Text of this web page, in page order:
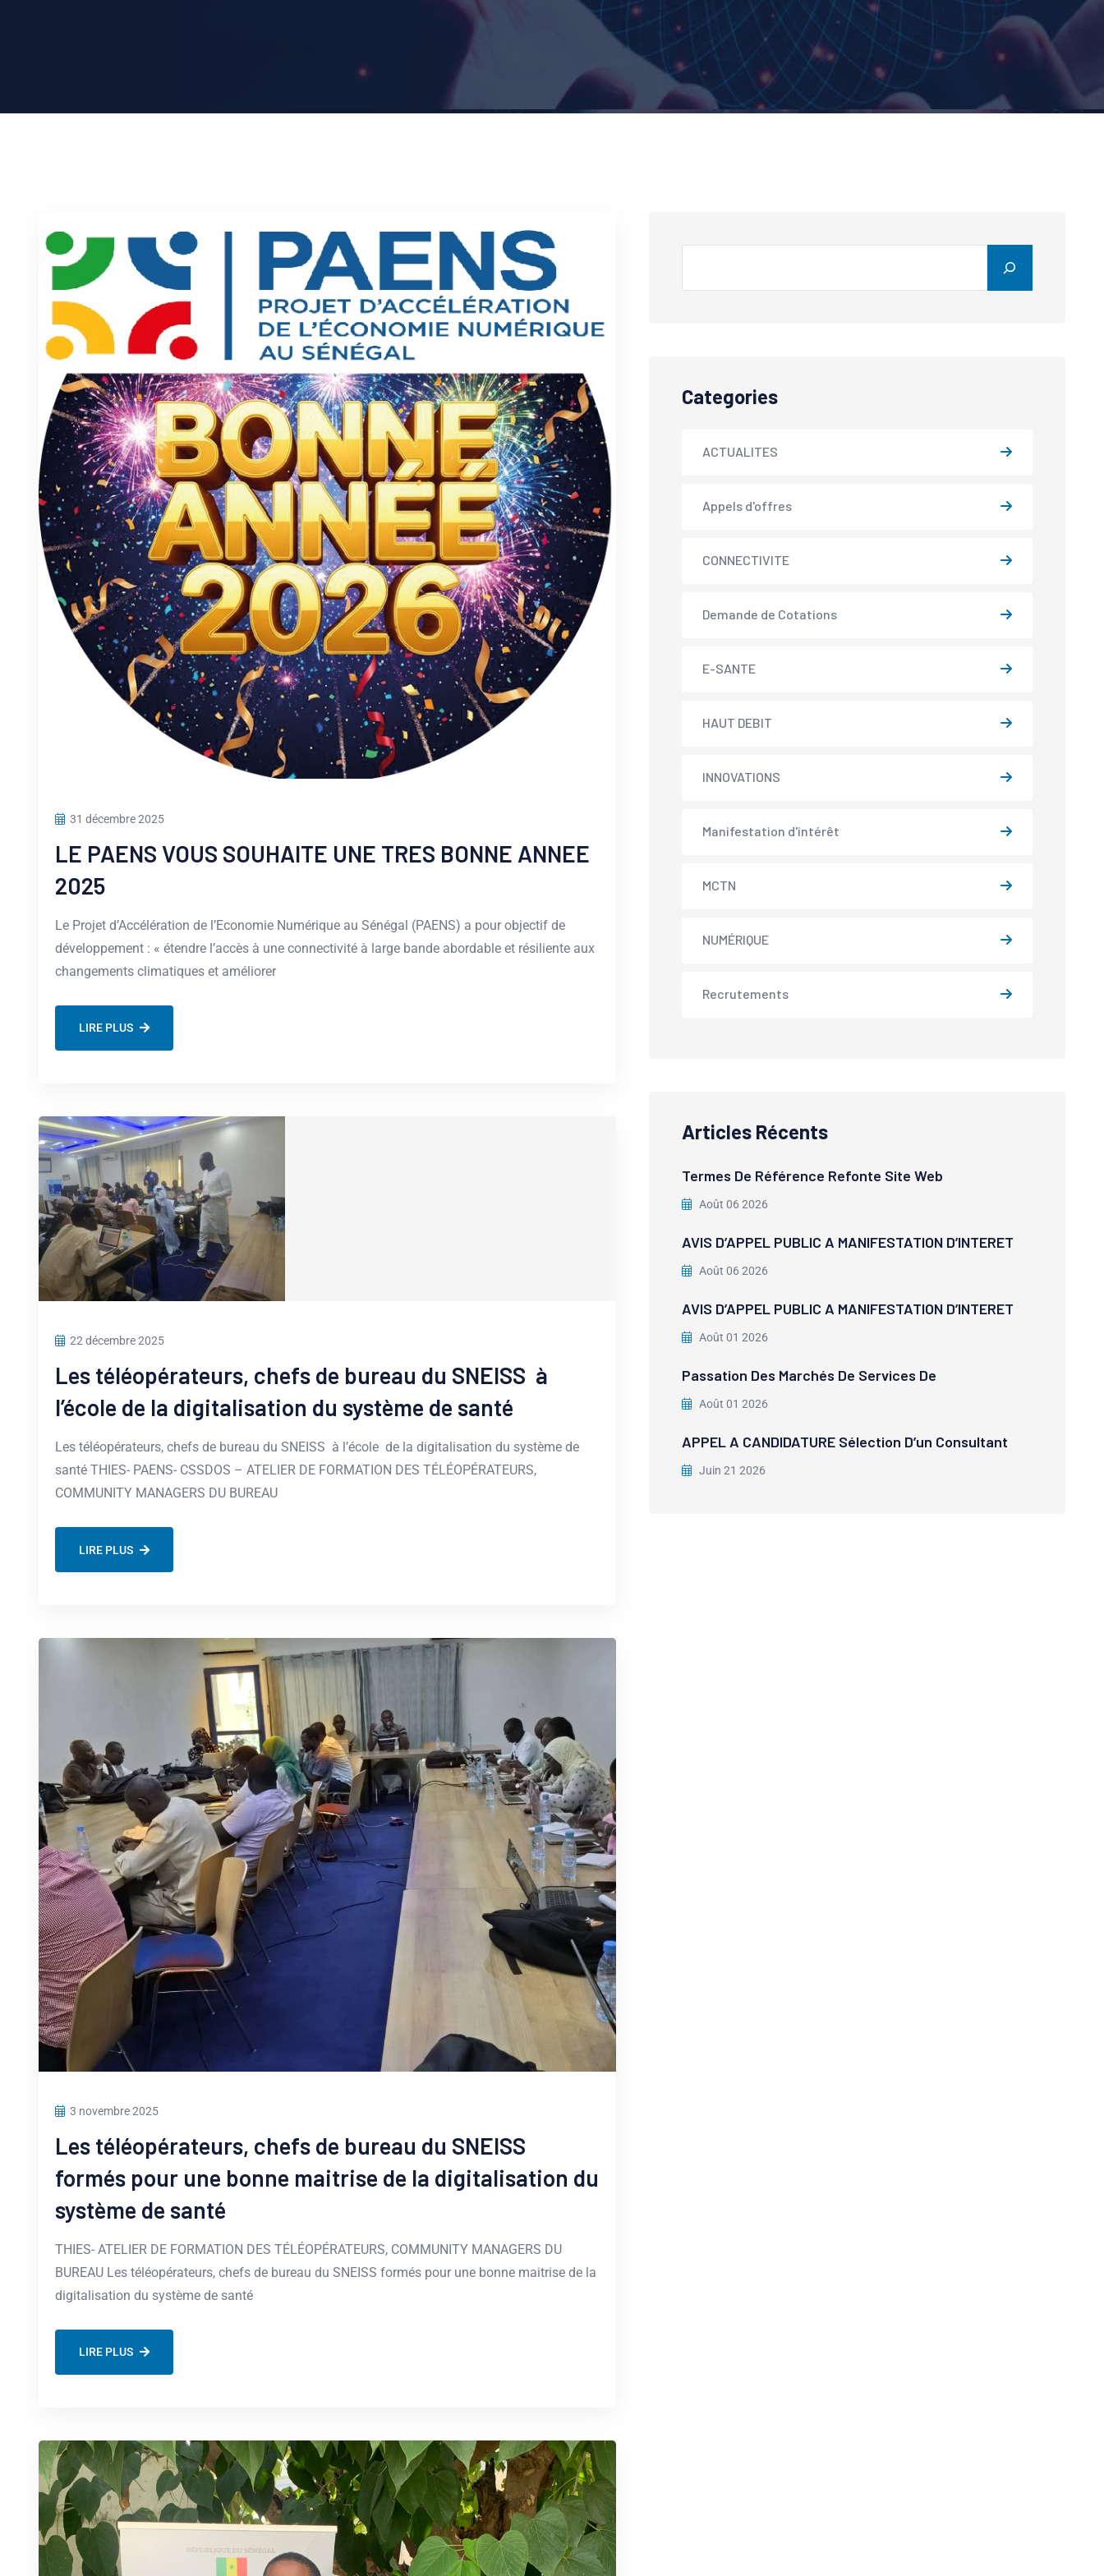
31 décembre 2025
LE PAENS VOUS SOUHAITE UNE TRES BONNE ANNEE
2025
Le Projet d’Accélération de l’Economie Numérique au Sénégal (PAENS) a pour objectif de
développement : « étendre l’accès à une connectivité à large bande abordable et résiliente aux
changements climatiques et améliorer
LIRE PLUS
22 décembre 2025
Les téléopérateurs, chefs de bureau du SNEISS à
l’école de la digitalisation du système de santé
Les téléopérateurs, chefs de bureau du SNEISS à l’école de la digitalisation du système de
santé THIES- PAENS- CSSDOS – ATELIER DE FORMATION DES TÉLÉOPÉRATEURS,
COMMUNITY MANAGERS DU BUREAU
LIRE PLUS
3 novembre 2025
Les téléopérateurs, chefs de bureau du SNEISS
formés pour une bonne maitrise de la digitalisation du
système de santé
THIES- ATELIER DE FORMATION DES TÉLÉOPÉRATEURS, COMMUNITY MANAGERS DU
BUREAU Les téléopérateurs, chefs de bureau du SNEISS formés pour une bonne maitrise de la
digitalisation du système de santé
LIRE PLUS
Categories
ACTUALITES
Appels d'offres
CONNECTIVITE
Demande de Cotations
E-SANTE
HAUT DEBIT
INNOVATIONS
Manifestation d'intérêt
MCTN
NUMÉRIQUE
Recrutements
Articles Récents
Termes De Référence Refonte Site Web
Août 06 2026
AVIS D’APPEL PUBLIC A MANIFESTATION D’INTERET
Août 06 2026
AVIS D’APPEL PUBLIC A MANIFESTATION D’INTERET
Août 01 2026
Passation Des Marchés De Services De
Août 01 2026
APPEL A CANDIDATURE Sélection D’un Consultant
Juin 21 2026